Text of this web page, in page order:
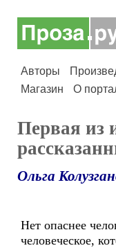
Авторы
Магазин
О
Первая из
Ольга
Нет опаснее
человеческое,